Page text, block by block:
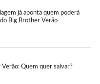
já aponta quem poderá
Big Brother Verão
Quem quer salvar?